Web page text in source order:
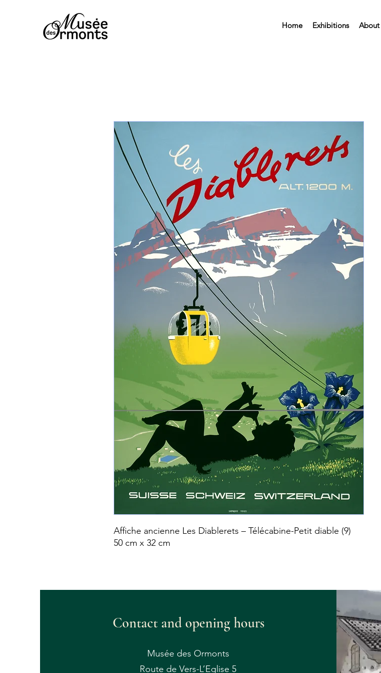
Home Exhibitions About
Affiche ancienne Les Diablerets – Télécabine-Petit diable (9)
50 cm x 32 cm
Contact and opening hours
Musée des Ormonts
Route de Vers-L’Eglise 5